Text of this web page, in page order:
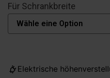
Für Schrankbreite
Elektrische